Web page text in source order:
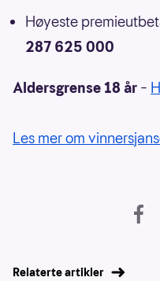
Høyeste
287 625 000
Aldersgrense 18 år –
Les mer om
Relaterte artikler